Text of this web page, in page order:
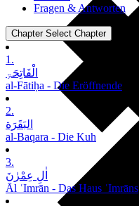
Fragen & Antworten
Chapter Select Chapter
1.
الْفَاتِحَۃِ
al-Fātiḥa - Die Eröffnende
2.
البَقَرَة
al-Baqara - Die Kuh
3.
اٰلِ عِمْرٰنَ
Āl ʿImrān - Das Haus ʿImrāns